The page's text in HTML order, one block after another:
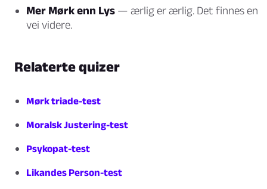
Mer Mørk enn Lys — ærlig er ærlig. Det finnes en
vei videre.
Relaterte quizer
Mørk triade-test
Moralsk Justering-test
Psykopat-test
Likandes Person-test